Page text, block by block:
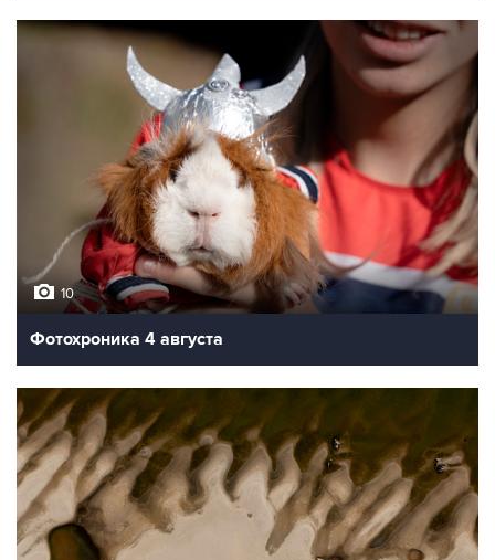
10
Фотохроника 4 августа